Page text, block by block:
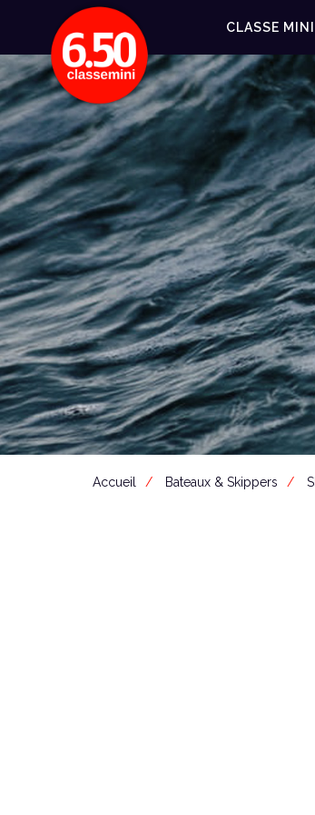
CLASSE MINI
Accueil Bateaux & Skippers